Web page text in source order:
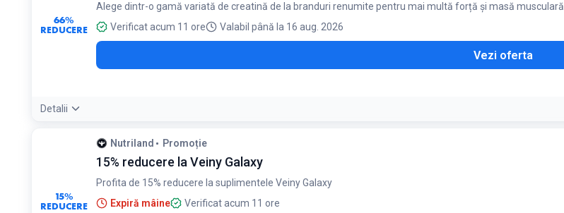
66%
REDUCERE
Alege dintr-o gamă variată de creatină de la branduri renumite pentru mai multă forță și masă musculară
Verificat acum 11 ore
Valabil până la 16 aug. 2026
Vezi oferta
Detalii
Reducerea se aplică la anumite produse de creatină selectate
15%
REDUCERE
Nutriland Promoție
15% reducere la Veiny Galaxy
Profita de 15% reducere la suplimentele Veiny Galaxy
Expiră mâine
Verificat acum 11 ore